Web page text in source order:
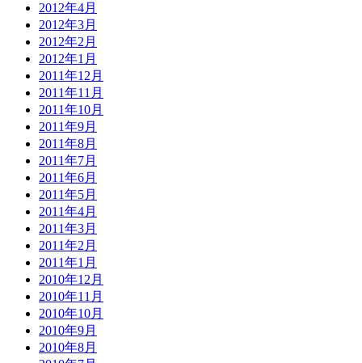
2012年4月
2012年3月
2012年2月
2012年1月
2011年12月
2011年11月
2011年10月
2011年9月
2011年8月
2011年7月
2011年6月
2011年5月
2011年4月
2011年3月
2011年2月
2011年1月
2010年12月
2010年11月
2010年10月
2010年9月
2010年8月